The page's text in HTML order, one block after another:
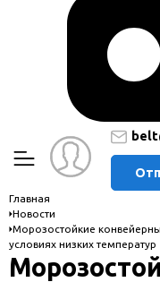
Главная
Новости
Морозостойкие
условиях низких температур